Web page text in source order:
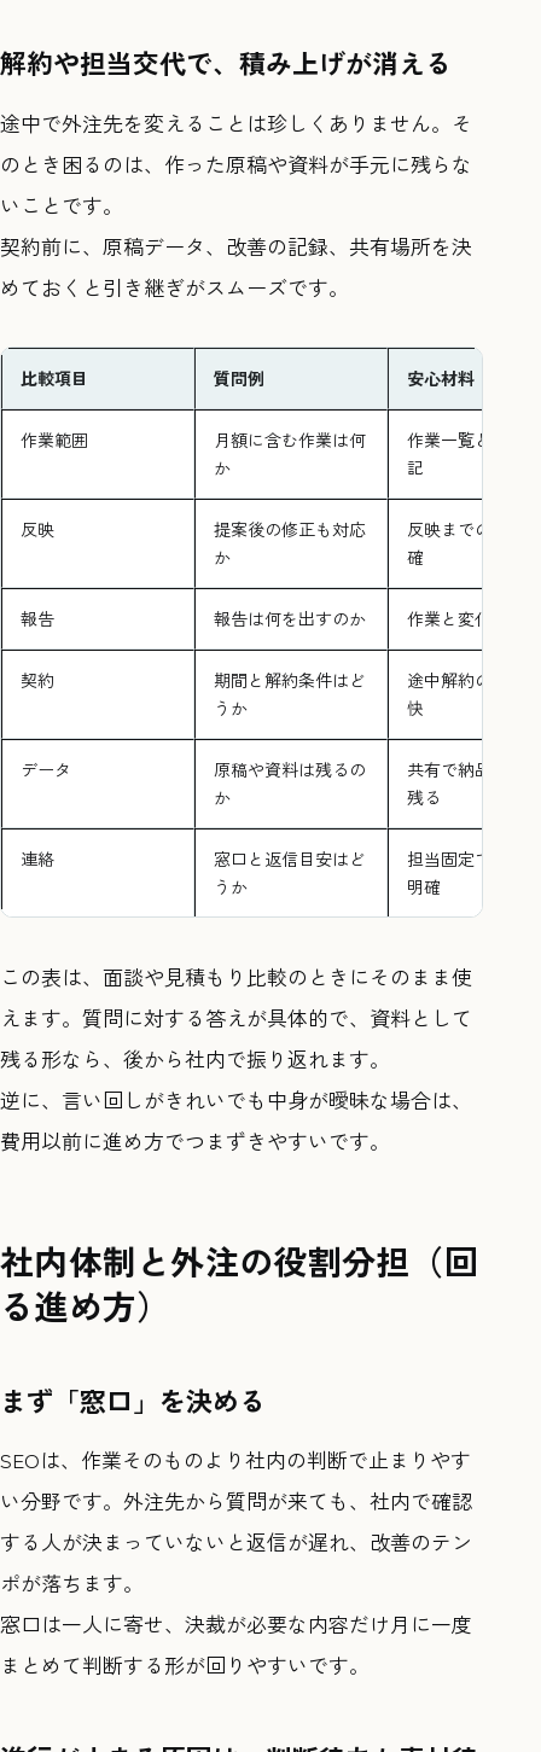
解約や担当交代で、積み上げが消える
途中で外注先を変えることは珍しくありません。そ
のとき困るのは、作った原稿や資料が手元に残らな
いことです。
契約前に、原稿データ、改善の記録、共有場所を決
めておくと引き継ぎがスムーズです。
比較項目 質問例 安心材料
作業範囲
月額に含む作業は何
か
作業一覧と上限
記
反映
提案後の修正も対応
か
反映までの役割
確
報告 報告は何を出すのか 作業と変化がセ
契約
期間と解約条件はど
うか
途中解約の条件
快
データ
原稿や資料は残るの
か
共有で納品し手
残る
連絡
窓口と返信目安はど
うか
担当固定で連絡
明確
この表は、面談や見積もり比較のときにそのまま使
えます。質問に対する答えが具体的で、資料として
残る形なら、後から社内で振り返れます。
逆に、言い回しがきれいでも中身が曖昧な場合は、
費用以前に進め方でつまずきやすいです。
社内体制と外注の役割分担（回
る進め方）
まず「窓口」を決める
SEOは、作業そのものより社内の判断で止まりやす
い分野です。外注先から質問が来ても、社内で確認
する人が決まっていないと返信が遅れ、改善のテン
ポが落ちます。
窓口は一人に寄せ、決裁が必要な内容だけ月に一度
まとめて判断する形が回りやすいです。